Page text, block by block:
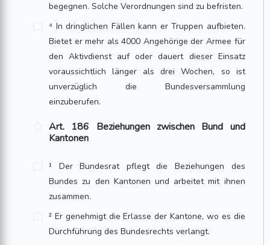
begegnen. Solche Verordnungen sind zu befristen.
⁴ In dringlichen Fällen kann er Truppen aufbieten.
Bietet er mehr als 4000 Angehö­rige der Armee für
den Aktivdienst auf oder dauert dieser Einsatz
voraussichtlich länger als drei Wochen, so ist
unverzüglich die Bundesversammlung
einzuberufen.
Art. 186 Beziehungen zwischen Bund und
Kantonen
¹ Der Bundesrat pflegt die Beziehungen des
Bundes zu den Kantonen und arbeitet mit ihnen
zusammen.
² Er genehmigt die Erlasse der Kantone, wo es die
Durchführung des Bundesrechts verlangt.